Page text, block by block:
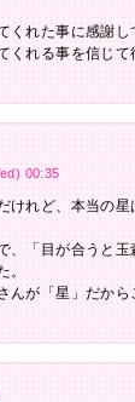
くれた事に感謝し
くれる事を信じ
00:35
けれど、本当の
、「目が合うと
。
んが「星」だから